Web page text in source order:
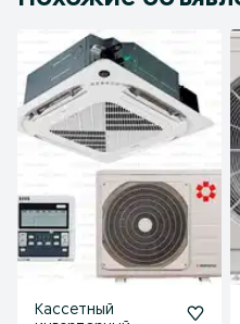
Кассетный